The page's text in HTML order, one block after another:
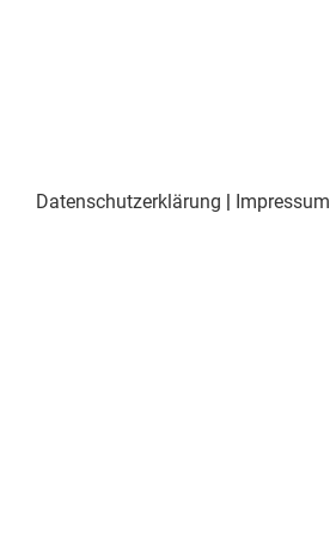
Datenschutzerklärung | Impressum